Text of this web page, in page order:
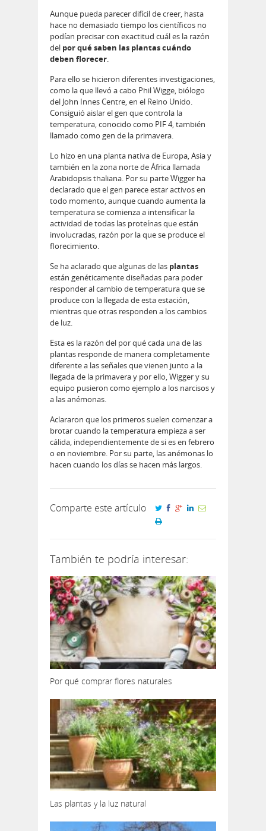
Aunque pueda parecer difícil de creer, hasta
hace no demasiado tiempo los científicos no
podían precisar con exactitud cuál es la razón
del por qué saben las plantas cuándo
deben florecer.
Para ello se hicieron diferentes investigaciones,
como la que llevó a cabo Phil Wigge, biólogo
del John Innes Centre, en el Reino Unido.
Consiguió aislar el gen que controla la
temperatura, conocido como PIF 4, también
llamado como gen de la primavera.
Lo hizo en una planta nativa de Europa, Asia y
también en la zona norte de África llamada
Arabidopsis thaliana. Por su parte Wigger ha
declarado que el gen parece estar activos en
todo momento, aunque cuando aumenta la
temperatura se comienza a intensificar la
actividad de todas las proteínas que están
involucradas, razón por la que se produce el
florecimiento.
Se ha aclarado que algunas de las plantas
están genéticamente diseñadas para poder
responder al cambio de temperatura que se
produce con la llegada de esta estación,
mientras que otras responden a los cambios
de luz.
Esta es la razón del por qué cada una de las
plantas responde de manera completamente
diferente a las señales que vienen junto a la
llegada de la primavera y por ello, Wigger y su
equipo pusieron como ejemplo a los narcisos y
a las anémonas.
Aclararon que los primeros suelen comenzar a
brotar cuando la temperatura empieza a ser
cálida, independientemente de si es en febrero
o en noviembre. Por su parte, las anémonas lo
hacen cuando los días se hacen más largos.
Comparte este artículo
También te podría interesar:
Por qué comprar flores naturales
Las plantas y la luz natural